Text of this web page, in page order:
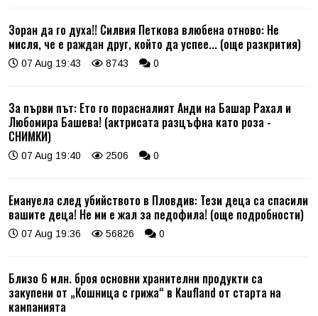
Зоран да го духа!! Силвия Петкова влюбена отново: Не
мисля, че е раждан друг, който да успее... (още разкрития)
07 Aug 19:43 8743 0
За първи път: Ето го порасналият Анди на Башар Рахал и
Любомира Башева! (актрисата разцъфна като роза -
СНИМКИ)
07 Aug 19:40 2506 0
Емануела след убийството в Пловдив: Тези деца са спасили
вашите деца! Не ми е жал за педофила! (още подробности)
07 Aug 19:36 56826 0
Близо 6 млн. броя основни хранителни продукти са
закупени от „Кошница с грижа“ в Kaufland от старта на
кампанията